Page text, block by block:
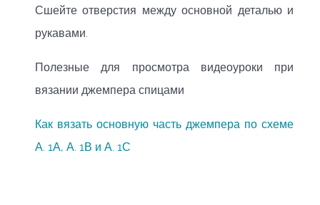
Сшейте отверстия между основной деталью и
рукавами.
Полезные для просмотра видеоуроки при
вязании джемпера спицами
Как вязать основную часть джемпера по схеме
А. 1А, А. 1В и А. 1С